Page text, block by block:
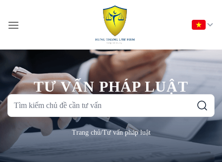
nội
TƯ VẤN PHÁP LUẬT
Tìm
chủ
đề
Trang chủ/Tư vấn pháp luật